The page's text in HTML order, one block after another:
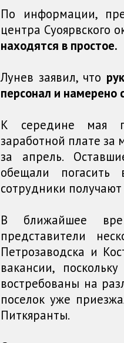
По информации,
центра Суоярвского
находятся в простое.
Лунев заявил, что
персонал и намерено
К середине мая
заработной плате за
за апрель.
обещали
сотрудники
В ближайшее
представители
Петрозаводска и
вакансии,
востребованы на
поселок уже
Питкяранты.